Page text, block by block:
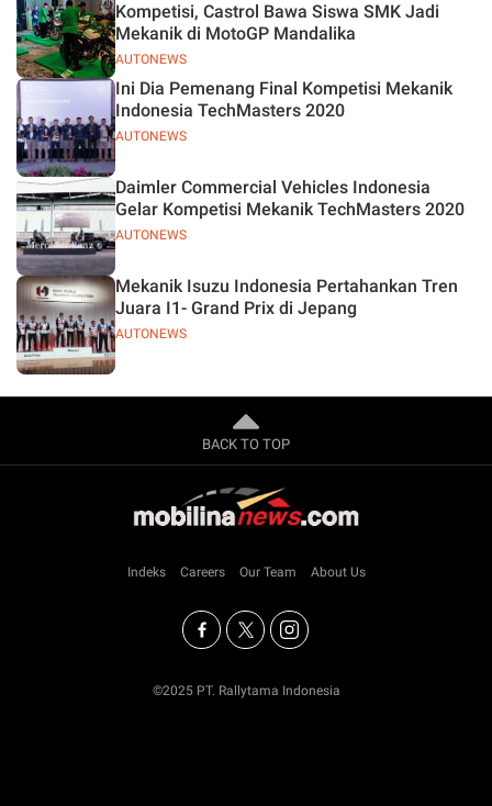
AUTONEWS
Kompetisi, Castrol Bawa Siswa SMK Jadi
Mekanik di MotoGP Mandalika
AUTONEWS
Ini Dia Pemenang Final Kompetisi Mekanik
Indonesia TechMasters 2020
AUTONEWS
Daimler Commercial Vehicles Indonesia
Gelar Kompetisi Mekanik TechMasters 2020
AUTONEWS
Mekanik Isuzu Indonesia Pertahankan Tren
Juara I1- Grand Prix di Jepang
BACK TO TOP
Indeks Careers Our Team About Us
©2025 PT. Rallytama Indonesia